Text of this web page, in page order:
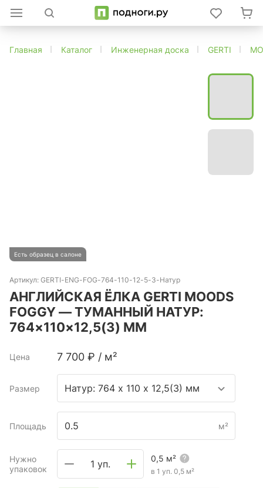
Главная Каталог Инженерная доска GERTI
Есть образец в салоне
Артикул: GERTI-ENG-FOG-764-110-12-5-3-Натур
АНГЛИЙСКАЯ ЁЛКА GERTI MOODS
FOGGY — ТУМАННЫЙ НАТУР:
764×110×12,5(3) ММ
Цена 7 700 ₽ / м²
Размер Натур: 764 х 110 х 12,5(3) мм
Площадь м²
Нужно
упаковок
1 уп. 0,5 м²
в 1 уп. 0,5 м²